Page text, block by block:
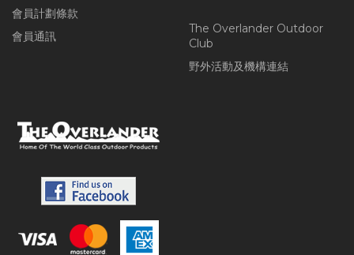
會員計劃條款
會員通訊
The Overlander Outdoor
Club
野外活動及機構連結